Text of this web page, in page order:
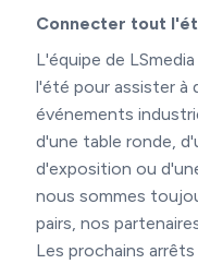
Connecter tout
L'équipe de
l'été pour assister à
événements
d'une table ronde,
d'exposition ou
nous sommes
pairs, nos
Les prochains